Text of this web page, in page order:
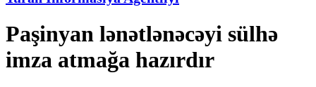
Paşinyan lənətlənəcəyi sülhə
imza atmağa hazırdır